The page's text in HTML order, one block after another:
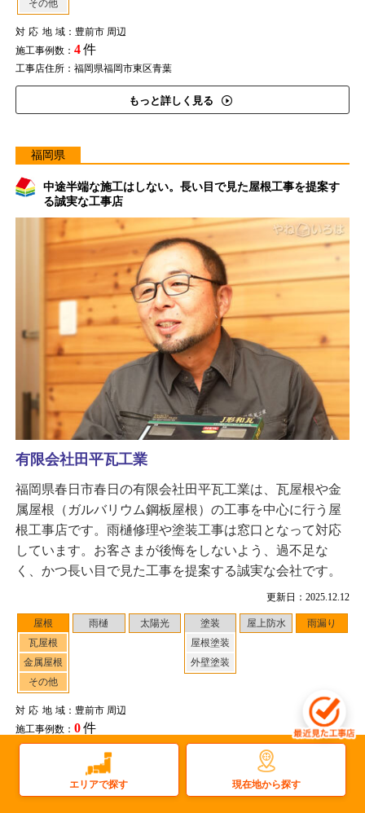
その他
対応地域：豊前市 周辺
施工事例数： 4件
工事店住所：福岡県福岡市東区青葉
もっと詳しく見る
福岡県
中途半端な施工はしない。長い目で見た屋根工事を提案す
る誠実な工事店
更新日：2025.12.12
屋根
瓦屋根
金属屋根
その他
雨樋 太陽光
塗装
屋根塗装
外壁塗装
屋上防水 雨漏り
対応地域：豊前市 周辺
施工事例数： 0件
工事店住所：福岡県春日市春日
有限会社田平瓦工業
福岡県春日市春日の有限会社田平瓦工業は、瓦屋根や金
属屋根（ガルバリウム鋼板屋根）の工事を中心に行う屋
根工事店です。雨樋修理や塗装工事は窓口となって対応
しています。お客さまが後悔をしないよう、過不足な
く、かつ長い目で見た工事を提案する誠実な会社です。
エリアで探す 現在地から探す